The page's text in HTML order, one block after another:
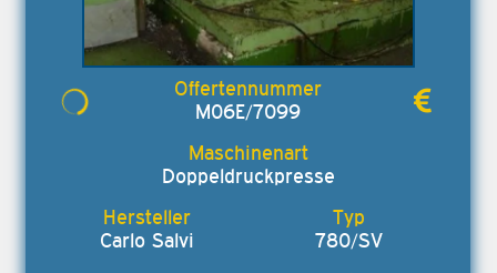
M06E/7099
Doppeldruckpresse
Carlo Salvi 780/SV